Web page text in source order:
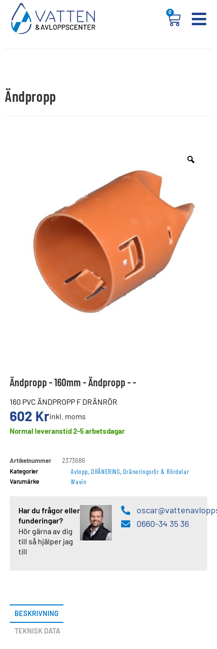
0
Ändpropp
Ändpropp - 160mm - Ändpropp - -
160 PVC ÄNDPROPP F DRÄNRÖR
602 Krinkl. moms
Normal leveranstid 2-5 arbetsdagar
Artikelnummer
2373686
Kategorier
Avlopp, DRÄNERING, Dräneringsrör & Rördelar
Varumärke Wavin
Har du frågor eller
funderingar?
Hör gärna av dig
till så hjälper jag
till
0660-34 35 36
BESKRIVNING
TEKNISK DATA